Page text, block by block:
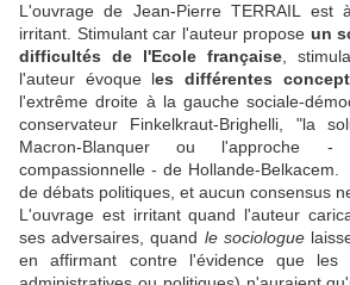
L'ouvrage de Jean-Pierre TERRAIL
irritant. Stimulant car l'auteur propose un
difficultés de l'Ecole française ,
l'auteur évoque les différentes
l'extrême droite à la gauche sociale-
conservateur Finkelkraut-Brighelli, "la
Macron-Blanquer ou l'approche
compassionnelle - de Hollande-
de débats politiques, et aucun consensus
L'ouvrage est irritant quand l'auteur
ses adversaires, quand le sociologue
en affirmant contre l'évidence que les